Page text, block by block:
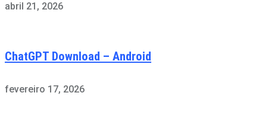
abril 21, 2026
ChatGPT Download – Android
fevereiro 17, 2026